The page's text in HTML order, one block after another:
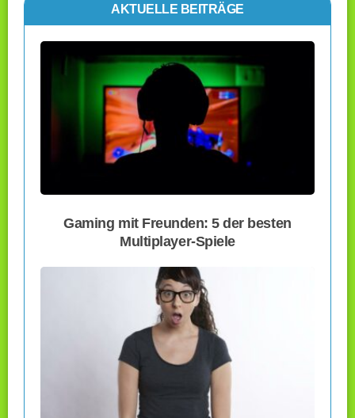
AKTUELLE BEITRÄGE
Gaming mit Freunden: 5 der besten
Multiplayer-Spiele